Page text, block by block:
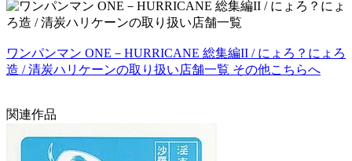
ワンパンマン ONE－HURRICANE 総集編II / にょろ？にょろ
造 / 清炭ハリケーンの取り扱い店舗一覧 その他こちらへ
関連作品